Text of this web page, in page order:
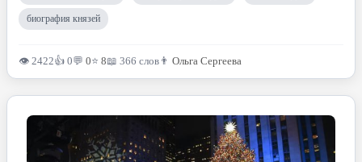
биография князей
👁 2422👍 0💬 0⭐ 8📖 366 слов 👨 Ольга Сергеева